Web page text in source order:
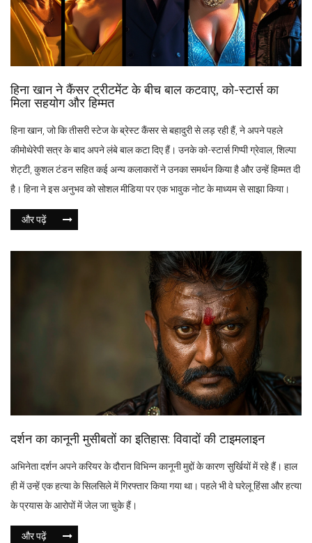
हिना खान ने कैंसर ट्रीटमेंट के बीच बाल कटवाए, को-स्टार्स का
मिला सहयोग और हिम्मत
हिना खान, जो कि तीसरी स्टेज के ब्रेस्ट कैंसर से बहादुरी से लड़ रही हैं, ने अपने पहले
कीमोथेरेपी सत्र के बाद अपने लंबे बाल कटा दिए हैं। उनके को-स्टार्स गिप्पी ग्रेवाल, शिल्पा
शेट्टी, कुशल टंडन सहित कई अन्य कलाकारों ने उनका समर्थन किया है और उन्हें हिम्मत दी
है। हिना ने इस अनुभव को सोशल मीडिया पर एक भावुक नोट के माध्यम से साझा किया।
और पढ़ें
दर्शन का कानूनी मुसीबतों का इतिहास: विवादों की टाइमलाइन
अभिनेता दर्शन अपने करियर के दौरान विभिन्न कानूनी मुद्दों के कारण सुर्खियों में रहे हैं। हाल
ही में उन्हें एक हत्या के सिलसिले में गिरफ्तार किया गया था। पहले भी वे घरेलू हिंसा और हत्या
के प्रयास के आरोपों में जेल जा चुके हैं।
और पढ़ें